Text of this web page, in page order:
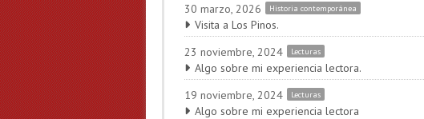
30 marzo, 2026
Historia contemporánea
Visita a Los Pinos.
23 noviembre, 2024
Lecturas
Algo sobre mi experiencia lectora.
19 noviembre, 2024
Lecturas
Algo sobre mi experiencia lectora